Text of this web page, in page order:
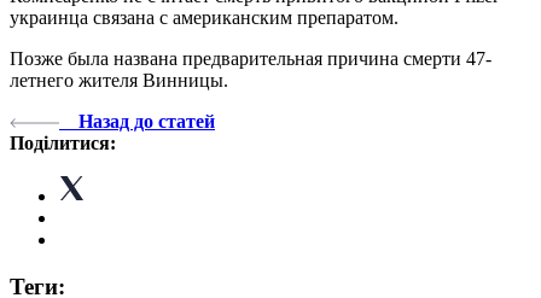
украинца связана с американским препаратом.
Позже была названа предварительная причина смерти 47-
летнего жителя Винницы.
Назад до статей
Поділитися:
Теги: